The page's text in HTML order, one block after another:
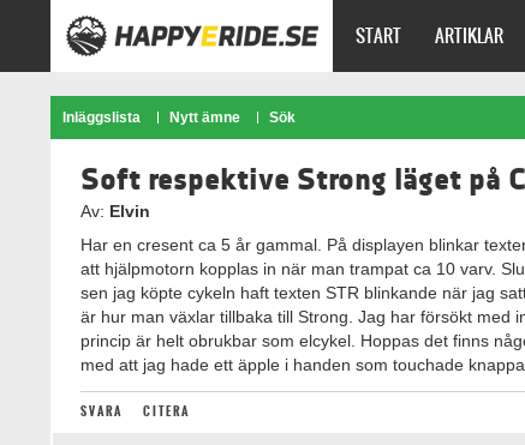
START ARTIKLAR
Inläggslista Nytt ämne Sök
Soft respektive Strong läget på
Av: Elvin
Har en cresent ca 5 år gammal. På displayen blinkar
att hjälpmotorn kopplas in när man trampat ca 10 varv.
sen jag köpte cykeln haft texten STR blinkande när jag
är hur man växlar tillbaka till Strong. Jag har försökt med
princip är helt obrukbar som elcykel. Hoppas det finns
med att jag hade ett äpple i handen som touchade
SVARA CITERA